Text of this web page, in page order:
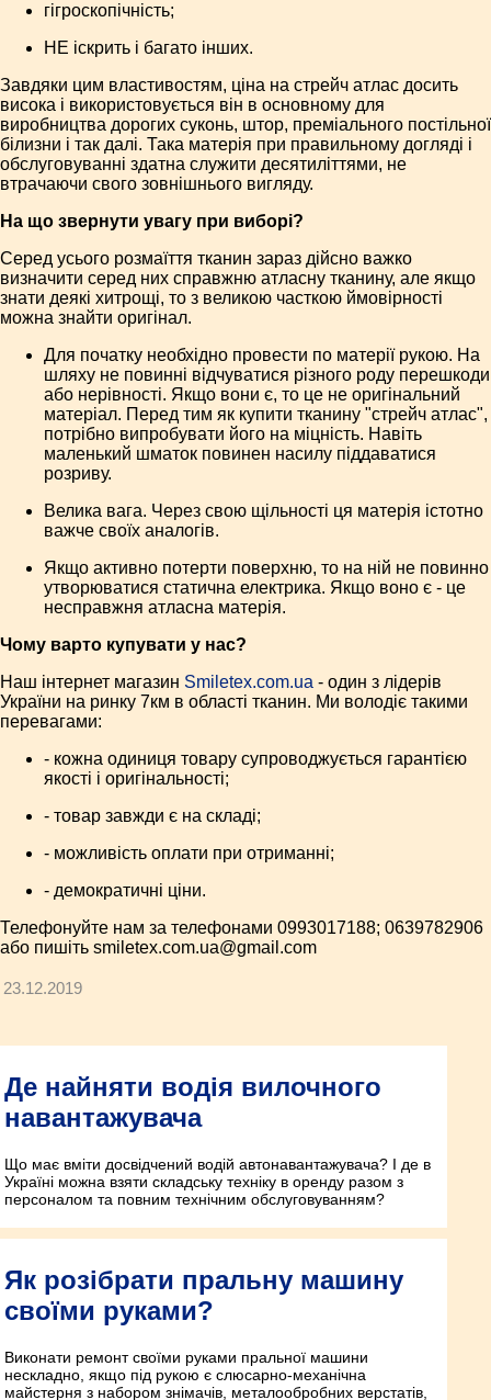
гігроскопічність;
НЕ іскрить і багато інших.
Завдяки цим властивостям, ціна на стрейч атлас досить
висока і використовується він в основному для
виробництва дорогих суконь, штор, преміального постільної
білизни і так далі. Така матерія при правильному догляді і
обслуговуванні здатна служити десятиліттями, не
втрачаючи свого зовнішнього вигляду.
На що звернути увагу при виборі?
Серед усього розмаїття тканин зараз дійсно важко
визначити серед них справжню атласну тканину, але якщо
знати деякі хитрощі, то з великою часткою ймовірності
можна знайти оригінал.
Для початку необхідно провести по матерії рукою. На
шляху не повинні відчуватися різного роду перешкоди
або нерівності. Якщо вони є, то це не оригінальний
матеріал. Перед тим як купити тканину "стрейч атлас",
потрібно випробувати його на міцність. Навіть
маленький шматок повинен насилу піддаватися
розриву.
Велика вага. Через свою щільності ця матерія істотно
важче своїх аналогів.
Якщо активно потерти поверхню, то на ній не повинно
утворюватися статична електрика. Якщо воно є - це
несправжня атласна матерія.
Чому варто купувати у нас?
Наш інтернет магазин Smiletex.com.ua - один з лідерів
України на ринку 7км в області тканин. Ми володіє такими
перевагами:
- кожна одиниця товару супроводжується гарантією
якості і оригінальності;
- товар завжди є на складі;
- можливість оплати при отриманні;
- демократичні ціни.
Телефонуйте нам за телефонами 0993017188; 0639782906
або пишіть smiletex.com.ua@gmail.com
23.12.2019
Де найняти водія вилочного
навантажувача
Що має вміти досвідчений водій автонавантажувача? І де в
Україні можна взяти складську техніку в оренду разом з
персоналом та повним технічним обслуговуванням?
Як розібрати пральну машину
своїми руками?
Виконати ремонт своїми руками пральної машини
нескладно, якщо під рукою є слюсарно-механічна
майстерня з набором знімачів, металообробних верстатів,